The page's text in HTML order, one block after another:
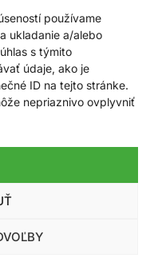
používame
ukladanie a/alebo
s týmito
údaje, ako je
ID na tejto stránke.
nepriaznivo ovplyvniť
Bystrica, oddiel:
sektora – číslo vložky: